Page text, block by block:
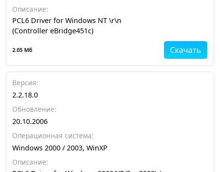
Описание:
PCL6 Driver for Windows NT \r\n
(Controller eBridge451c)
Скачать
2.05 Мб
Версия:
2.2.18.0
Обновление:
20.10.2006
Операционная система:
Windows 2000 / 2003, WinXP
Описание: